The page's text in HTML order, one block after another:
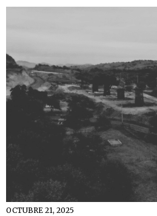
OCTUBRE 21, 2025